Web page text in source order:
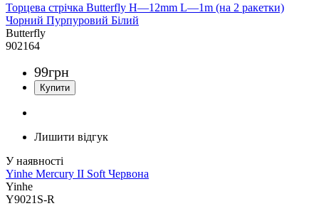
Торцева стрічка Butterfly H—12mm L—1m (на 2 ракетки)
Чорний Пурпуровий Білий
Butterfly
902164
99грн
Лишити відгук
Yinhe Mercury II Soft Червона
Yinhe
Y9021S-R